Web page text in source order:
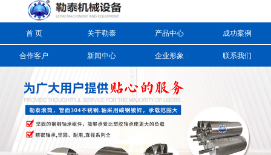
首 页 关于勒泰 产品中心 成功案例
合作客户 新闻中心 企业形象 联系我们
信息搜索
搜索